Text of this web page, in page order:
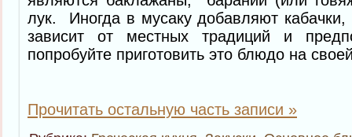
лук. Иногда в мусаку добавляют
зависит от местных традиций и
попробуйте приготовить это блюдо на
Прочитать остальную часть записи »